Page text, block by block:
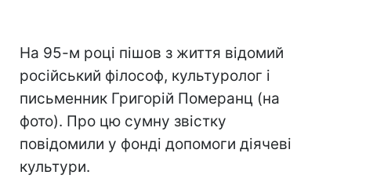
На 95-м році пішов з життя відомий
російський філософ, культуролог і
письменник Григорій Померанц (на
фото). Про цю сумну звістку
повідомили у фонді допомоги діячеві
культури.